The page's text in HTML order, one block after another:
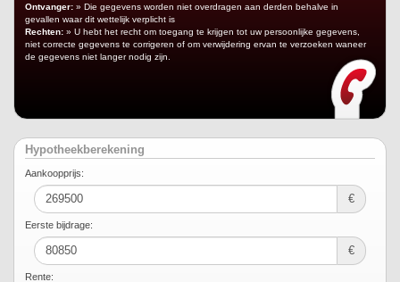
Ontvanger: » Die gegevens worden niet overdragen aan derden behalve in
gevallen waar dit wettelijk verplicht is
Rechten: » U hebt het recht om toegang te krijgen tot uw persoonlijke gegevens,
niet correcte gegevens te corrigeren of om verwijdering ervan te verzoeken waneer
de gegevens niet langer nodig zijn.
Hypotheekberekening
Aankoopprijs:
€
Eerste bijdrage:
€
Rente: